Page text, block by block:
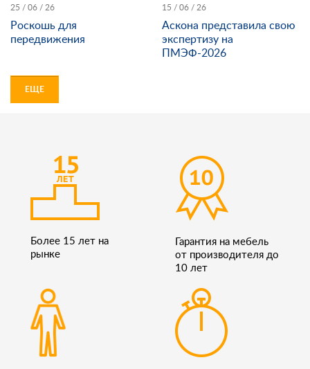
25 / 06 / 26
Роскошь для
передвижения
15 / 06 / 26
Аскона представила свою
экспертизу на
ПМЭФ-2026
ЕЩЕ
Более 15 лет на
рынке
Гарантия на мебель
от производителя до
10 лет